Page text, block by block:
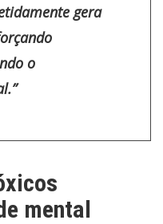
gera
o
mental